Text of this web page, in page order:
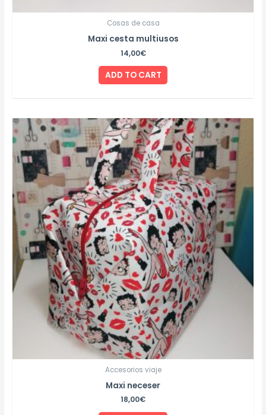
Cosas de casa
Maxi cesta multiusos
14,00€
ADD TO CART
Accesorios viaje
Maxi neceser
18,00€